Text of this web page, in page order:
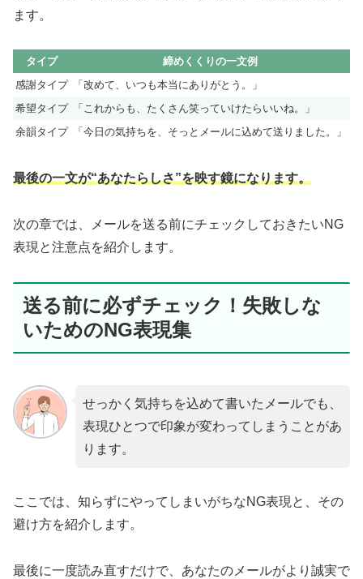
ます。
タイプ
締めくくりの一文例
感謝タイプ
「改めて、いつも本当にありがとう。」
希望タイプ
「これからも、たくさん笑っていけたらいいね。」
余韻タイプ
「今日の気持ちを、そっとメールに込めて送りました。」
最後の一文が“あなたらしさ”を映す鏡になります。
次の章では、メールを送る前にチェックしておきたいNG
表現と注意点を紹介します。
送る前に必ずチェック！失敗しな
いためのNG表現集
せっかく気持ちを込めて書いたメールでも、
表現ひとつで印象が変わってしまうことがあ
ります。
ここでは、知らずにやってしまいがちなNG表現と、その
避け方を紹介します。
最後に一度読み直すだけで、あなたのメールがより誠実で